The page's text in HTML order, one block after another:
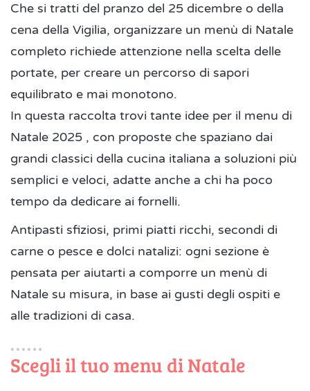
Che si tratti del pranzo del 25 dicembre o della
cena della Vigilia, organizzare un menù di Natale
completo richiede attenzione nella scelta delle
portate, per creare un percorso di sapori
equilibrato e mai monotono.
In questa raccolta trovi tante idee per il menu di
Natale 2025 , con proposte che spaziano dai
grandi classici della cucina italiana a soluzioni più
semplici e veloci, adatte anche a chi ha poco
tempo da dedicare ai fornelli.
Antipasti sfiziosi, primi piatti ricchi, secondi di
carne o pesce e dolci natalizi: ogni sezione è
pensata per aiutarti a comporre un menù di
Natale su misura, in base ai gusti degli ospiti e
alle tradizioni di casa.
Scegli il tuo menu di Natale